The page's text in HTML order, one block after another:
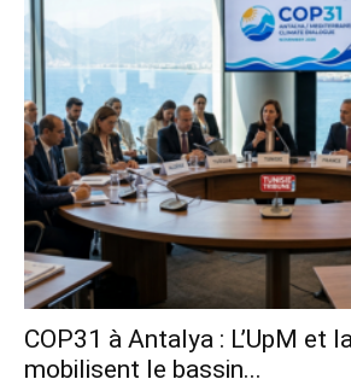
COP31 à Antalya : L’UpM et
mobilisent le bassin...